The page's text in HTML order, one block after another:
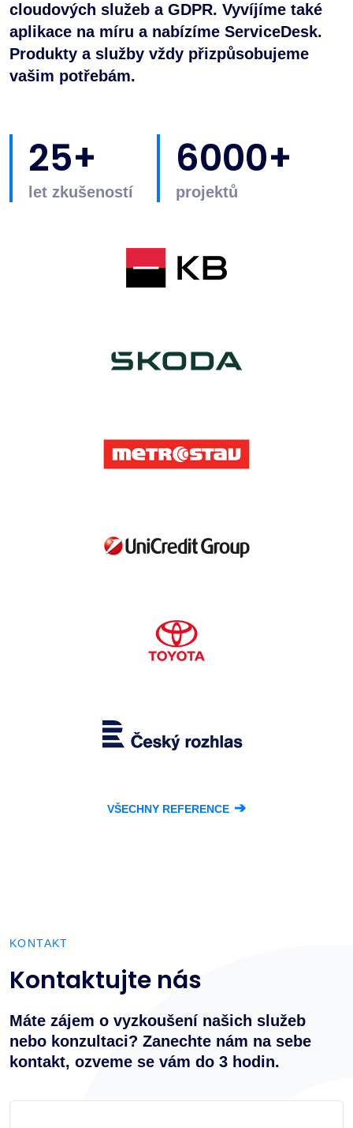
cloudových služeb a GDPR. Vyvíjíme také
aplikace na míru a nabízíme ServiceDesk.
Produkty a služby vždy přizpůsobujeme
vašim potřebám.
25+
let zkušeností
6000+
projektů
VŠECHNY REFERENCE ➔
KONTAKT
Kontaktujte nás
Máte zájem o vyzkoušení našich služeb
nebo konzultaci? Zanechte nám na sebe
kontakt, ozveme se vám do 3 hodin.